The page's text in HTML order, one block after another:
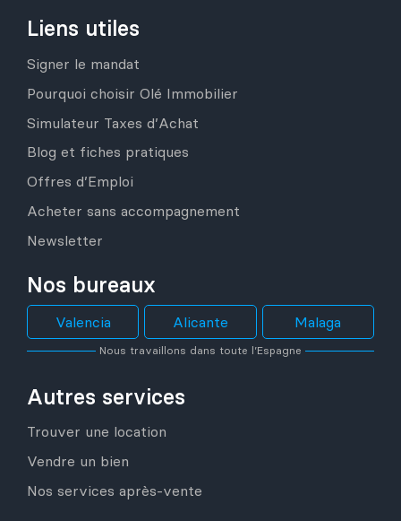
Liens utiles
Signer le mandat
Pourquoi choisir Olé Immobilier
Simulateur Taxes d’Achat
Blog et fiches pratiques
Offres d’Emploi
Acheter sans accompagnement
Newsletter
Nos bureaux
Valencia Alicante Malaga
Nous travaillons dans toute l’Espagne
Autres services
Trouver une location
Vendre un bien
Nos services après-vente